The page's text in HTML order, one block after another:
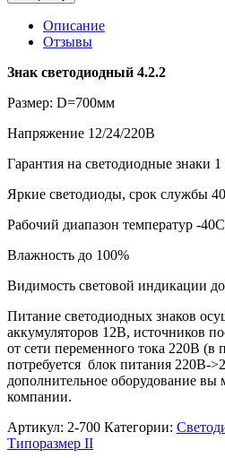
Описание
Отзывы
Знак светодиодный 4.2.2
Размер: D=700мм
Напряжение 12/24/220В
Гарантия на светодиодные знаки 1
Яркие светодиоды, срок службы
Рабочий диапазон температур -
Влажность до 100%
Видимость световой индикации
Питание светодиодных знаков
аккумуляторов 12В, источников
от сети переменного тока 220В (в
потребуется блок питания 220В-
дополнительное оборудование
компании.
Артикул: 2-700 Категории:
Типоразмер II